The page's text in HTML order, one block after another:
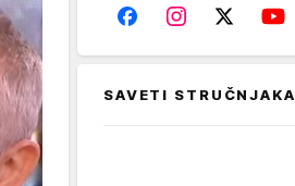
SAVETI STRUČNJAKA